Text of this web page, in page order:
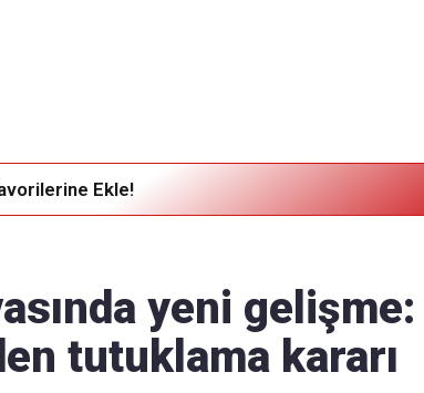
Ekle!
yeni gelişme:
tutuklama kararı